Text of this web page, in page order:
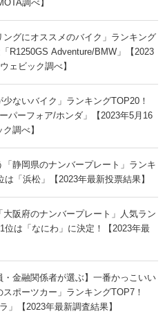
調べ】
ングにオススメのバイク」ランキング
R1250GS Adventure/BMW」【2023
ェビック調べ】
少ないバイク」ランキングTOP20！
パーフォア/ホンダ」【2023年5月16
調べ】
「静岡県のナンバープレート」ランキ
「浜松」【2023年最新投票結果】
大阪府のナンバープレート」人気ラン
は「なにわ」に決定！【2023年最
・金融関係者が選ぶ】一番かっこいい
スポーツカー」ランキングTOP7！
」【2023年最新調査結果】